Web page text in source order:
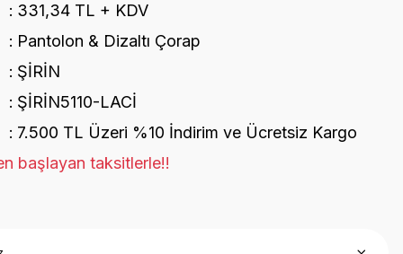
331,34 TL + KDV
Pantolon & Dizaltı Çorap
ŞİRİN
ŞİRİN5110-LACİ
7.500 TL Üzeri %10 İndirim ve Ücretsiz Kargo
başlayan taksitlerle!!